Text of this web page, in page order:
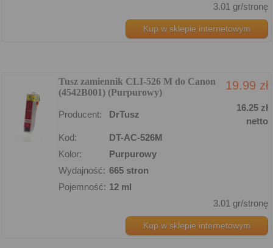
3.01 gr/stronę
Kup w sklepie internetowym
Tusz zamiennik CLI-526 M do Canon
(4542B001) (Purpurowy)
19.99 zł
Producent: DrTusz
16.25 zł
netto
Kod:
DT-AC-526M
Kolor:
Purpurowy
Wydajność: 665 stron
Pojemność: 12 ml
3.01 gr/stronę
Kup w sklepie internetowym